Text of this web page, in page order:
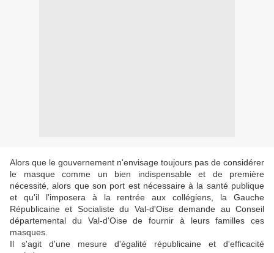
Alors que le gouvernement n'envisage toujours pas de considérer
le masque comme un bien indispensable et de première
nécessité, alors que son port est nécessaire à la santé publique
et qu'il l'imposera à la rentrée aux collégiens, la Gauche
Républicaine et Socialiste du Val-d'Oise demande au Conseil
départemental du Val-d'Oise de fournir à leurs familles ces
masques.
Il s'agit d'une mesure d'égalité républicaine et d'efficacité